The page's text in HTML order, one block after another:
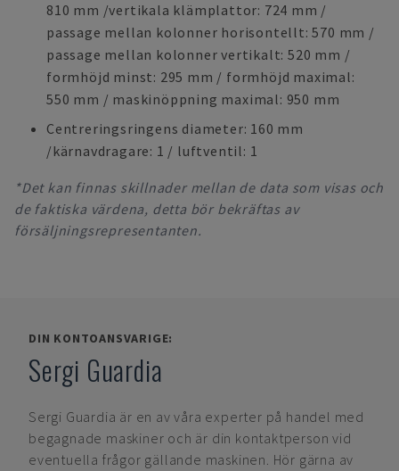
810 mm /vertikala klämplattor: 724 mm /
passage mellan kolonner horisontellt: 570 mm /
passage mellan kolonner vertikalt: 520 mm /
formhöjd minst: 295 mm / formhöjd maximal:
550 mm / maskinöppning maximal: 950 mm
Centreringsringens diameter: 160 mm
/kärnavdragare: 1 / luftventil: 1
*Det kan finnas skillnader mellan de data som visas och
de faktiska värdena, detta bör bekräftas av
försäljningsrepresentanten.
DIN KONTOANSVARIGE:
Sergi Guardia
Sergi Guardia är en av våra experter på handel med
begagnade maskiner och är din kontaktperson vid
eventuella frågor gällande maskinen. Hör gärna av